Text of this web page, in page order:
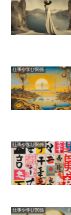
仕事や学び関係
仕事や学び関係
仕事や学び関係